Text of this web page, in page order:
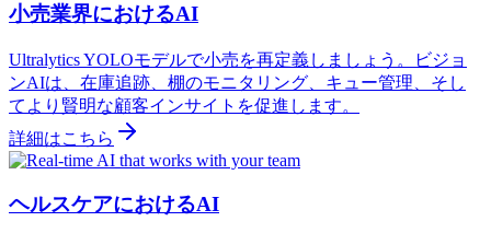
小売業界におけるAI
Ultralytics YOLOモデルで小売を再定義しましょう。ビジョ
ンAIは、在庫追跡、棚のモニタリング、キュー管理、そし
てより賢明な顧客インサイトを促進します。
詳細はこちら
ヘルスケアにおけるAI